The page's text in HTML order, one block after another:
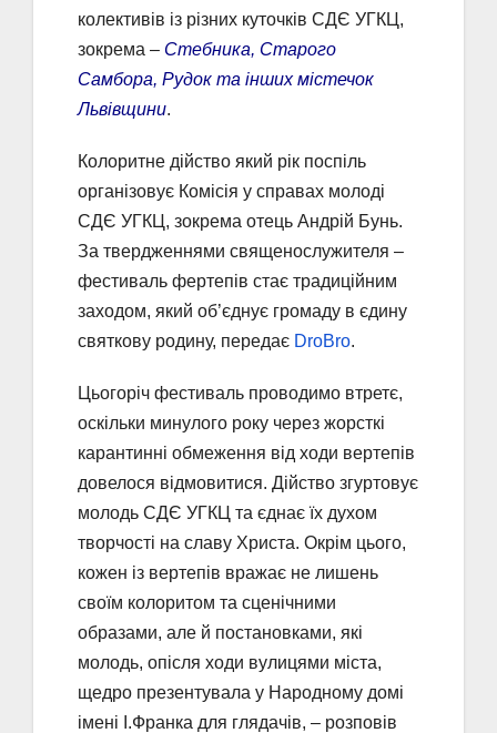
колективів із різних куточків СДЄ УГКЦ,
зокрема – Стебника, Старого
Самбора, Рудок та інших містечок
Львівщини.
Колоритне дійство який рік поспіль
організовує Комісія у справах молоді
СДЄ УГКЦ, зокрема отець Андрій Бунь.
За твердженнями священослужителя –
фестиваль фертепів стає традиційним
заходом, який об’єднує громаду в єдину
святкову родину, передає DroBro.
Цьогоріч фестиваль проводимо втретє,
оскільки минулого року через жорсткі
карантинні обмеження від ходи вертепів
довелося відмовитися. Дійство згуртовує
молодь СДЄ УГКЦ та єднає їх духом
творчості на славу Христа. Окрім цього,
кожен із вертепів вражає не лишень
своїм колоритом та сценічними
образами, але й постановками, які
молодь, опісля ходи вулицями міста,
щедро презентувала у Народному домі
імені І.Франка для глядачів, – розповів